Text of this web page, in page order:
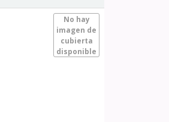
No hay
imagen de
cubierta
disponible